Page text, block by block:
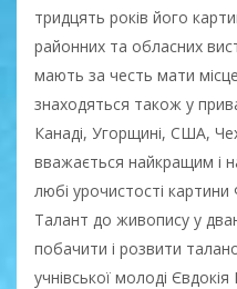
тридцять років його
районних та обласних
мають за честь мати
знаходяться також у
Канаді, Угорщині, США,
вважається найкращим і
любі урочистості картини
Талант до живопису у
побачити і розвити
учнівської молоді